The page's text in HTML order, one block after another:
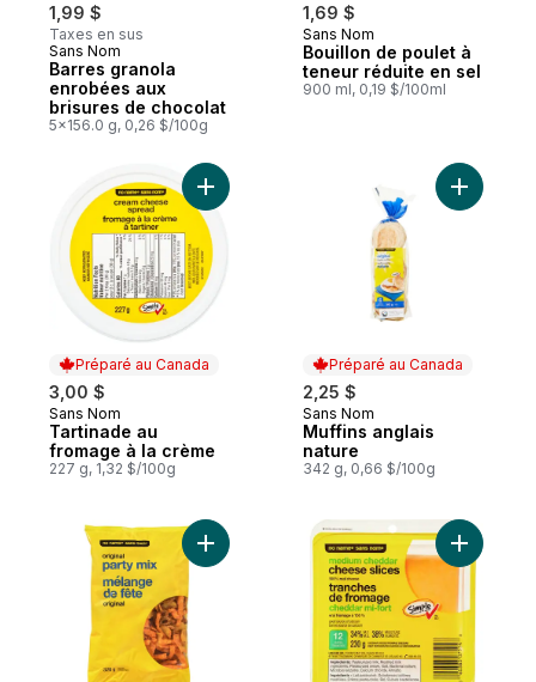
1,99 $
Taxes en sus
Préparé au Canada
Sans Nom
Barres granola
enrobées aux
brisures de chocolat
5x156.0 g, 0,26 $/100g
1,69 $
Préparé au Canada
Sans Nom
Bouillon de poulet à
teneur réduite en sel
900 ml, 0,19 $/100ml
Préparé au Canada
3,00 $
Préparé au Canada
Sans Nom
Tartinade au
fromage à la crème
227 g, 1,32 $/100g
Ajouter Tartinade au fromage à la crème
Préparé au Canada
2,25 $
Préparé au Canada
Sans Nom
Muffins anglais
nature
342 g, 0,66 $/100g
Ajouter Mélange de fête original auAjouter